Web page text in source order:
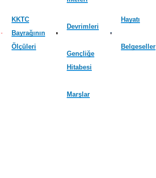
KKTC
Bayrağının
Ölçüleri
Devrimleri
Gençliğe
Hitabesi
Marşlar
Hayatı
Belgeseller